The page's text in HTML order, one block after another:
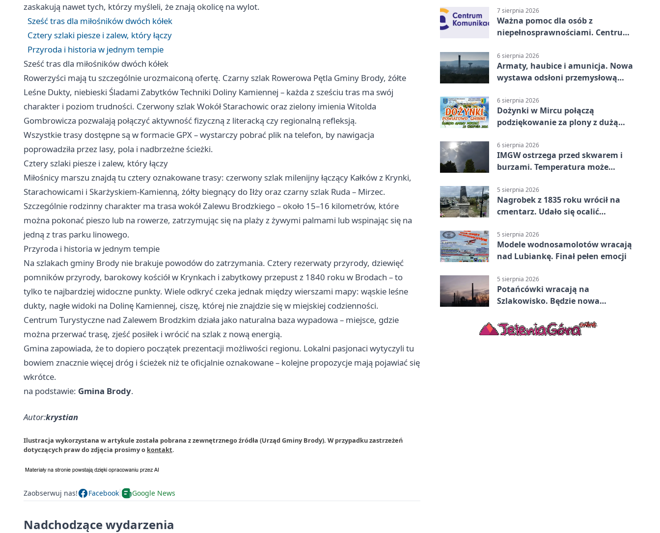
zaskakują nawet tych, którzy myśleli, że znają okolicę na wylot.
Sześć tras dla miłośników dwóch kółek
Cztery szlaki piesze i zalew, który łączy
Przyroda i historia w jednym tempie
Sześć tras dla miłośników dwóch kółek
Rowerzyści mają tu szczególnie urozmaiconą ofertę. Czarny szlak Rowerowa Pętla Gminy Brody, żółte
Leśne Dukty, niebieski Śladami Zabytków Techniki Doliny Kamiennej – każda z sześciu tras ma swój
charakter i poziom trudności. Czerwony szlak Wokół Starachowic oraz zielony imienia Witolda
Gombrowicza pozwalają połączyć aktywność fizyczną z literacką czy regionalną refleksją.
Wszystkie trasy dostępne są w formacie GPX – wystarczy pobrać plik na telefon, by nawigacja
poprowadziła przez lasy, pola i nadbrzeżne ścieżki.
Cztery szlaki piesze i zalew, który łączy
Miłośnicy marszu znajdą tu cztery oznakowane trasy: czerwony szlak milenijny łączący Kałków z Krynki,
Starachowicami i Skarżyskiem-Kamienną, żółty biegnący do Iłży oraz czarny szlak Ruda – Mirzec.
Szczególnie rodzinny charakter ma trasa wokół Zalewu Brodzkiego – około 15–16 kilometrów, które
można pokonać pieszo lub na rowerze, zatrzymując się na plaży z żywymi palmami lub wspinając się na
jedną z tras parku linowego.
Przyroda i historia w jednym tempie
Na szlakach gminy Brody nie brakuje powodów do zatrzymania. Cztery rezerwaty przyrody, dziewięć
pomników przyrody, barokowy kościół w Krynkach i zabytkowy przepust z 1840 roku w Brodach – to
tylko te najbardziej widoczne punkty. Wiele odkryć czeka jednak między wierszami mapy: wąskie leśne
dukty, nagłe widoki na Dolinę Kamiennej, ciszę, której nie znajdzie się w miejskiej codzienności.
Centrum Turystyczne nad Zalewem Brodzkim działa jako naturalna baza wypadowa – miejsce, gdzie
można przerwać trasę, zjeść posiłek i wrócić na szlak z nową energią.
Gmina zapowiada, że to dopiero początek prezentacji możliwości regionu. Lokalni pasjonaci wytyczyli tu
bowiem znacznie więcej dróg i ścieżek niż te oficjalnie oznakowane – kolejne propozycje mają pojawiać się
wkrótce.
na podstawie: Gmina Brody.
Autor:krystian
Ilustracja wykorzystana w artykule została pobrana z zewnętrznego źródła (Urząd Gminy Brody). W przypadku zastrzeżeń
dotyczących praw do zdjęcia prosimy o kontakt.
Zaobserwuj nas! Facebook Google News
Nadchodzące wydarzenia
7 sierpnia 2026
Ważna pomoc dla osób z
niepełnosprawnościami. Centrum
6 sierpnia 2026
Armaty, haubice i amunicja. Nowa
wystawa odsłoni przemysłową
6 sierpnia 2026
Dożynki w Mircu połączą
podziękowanie za plony z dużą
6 sierpnia 2026
IMGW ostrzega przed skwarem i
burzami. Temperatura może
5 sierpnia 2026
Nagrobek z 1835 roku wrócił na
cmentarz. Udało się ocalić
5 sierpnia 2026
Modele wodnosamolotów wracają
nad Lubiankę. Finał pełen emocji
5 sierpnia 2026
Potańcówki wracają na
Szlakowisko. Będzie nowa